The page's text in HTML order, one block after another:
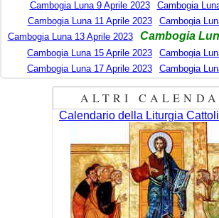
Cambogia Luna 9 Aprile 2023
Cambogia
Cambogia Luna 11 Aprile 2023
Cambogia
Cambogia Luna 13 Aprile 2023
Cambogia
Cambogia Luna 15 Aprile 2023
Cambogia
Cambogia Luna 17 Aprile 2023
Cambogia
ALTRI
Calendario della Liturgia